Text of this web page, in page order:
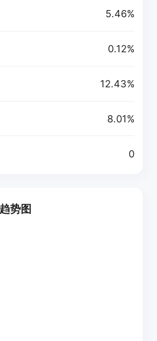
5.46%
0.12%
12.43%
8.01%
0
势图